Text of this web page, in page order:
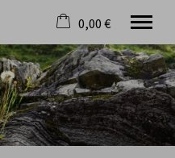
0,00 €
×
ist leer